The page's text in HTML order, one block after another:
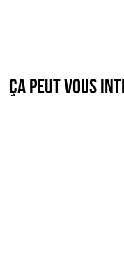
Ça peut vous